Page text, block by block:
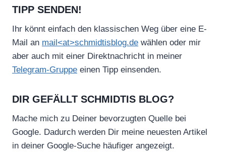
TIPP SENDEN!
Ihr könnt einfach den klassischen Weg über eine E-
Mail an mail<at>schmidtisblog.de wählen oder mir
aber auch mit einer Direktnachricht in meiner
Telegram-Gruppe einen Tipp einsenden.
DIR GEFÄLLT SCHMIDTIS BLOG?
Mache mich zu Deiner bevorzugten Quelle bei
Google. Dadurch werden Dir meine neuesten Artikel
in deiner Google-Suche häufiger angezeigt.